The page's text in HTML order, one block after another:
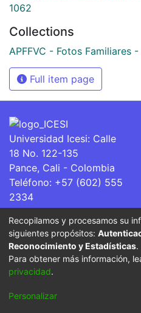
1062
Collections
APFFVC - Fotos Familiares
Full item page
Universidad Icesi: Calle
18 No. 122-135
Pance, Cali - Colombia
Teléfono: +57 (602) 555
2334
ventanillaunica@icesi.edu.co
La Universidad Icesi es
Superior que se encuentra
por parte del Ministerio
Cookie
Recopilamos y procesamos su
siguientes propósitos:
Reconocimiento y Estadísticas.
Para obtener más información,
privacidad.
Personalizar